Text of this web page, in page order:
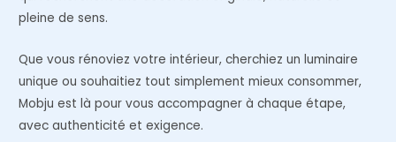
pleine de sens.
Que vous rénoviez votre intérieur, cherchiez un luminaire
unique ou souhaitiez tout simplement mieux consommer,
Mobju est là pour vous accompagner à chaque étape,
avec authenticité et exigence.